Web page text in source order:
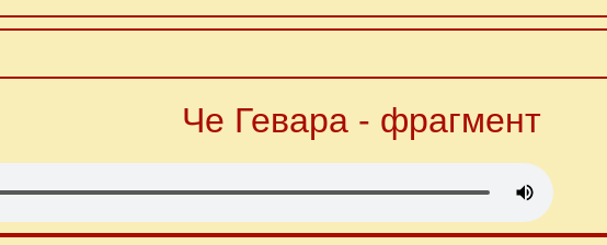
Че Гевара - фрагмент